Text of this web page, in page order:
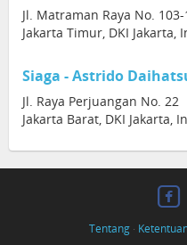
Jl. Matraman Raya No.
Jakarta Timur, DKI Jakarta,
Siaga - Astrido
Jl. Raya Perjuangan No. 22
Jakarta Barat, DKI Jakarta,
Tentang·